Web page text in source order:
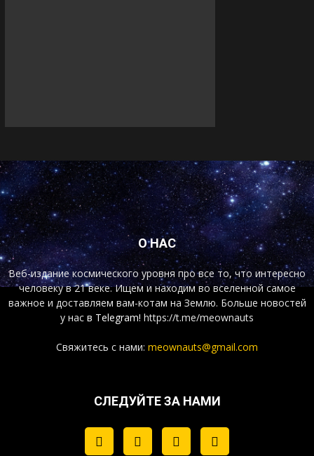
О НАС
Веб-издание космического уровня про все то, что интересно
человеку в 21 веке. Ищем и находим во вселенной самое
важное и доставляем вам-котам на Землю. Больше новостей
у нас в Telegram! https://t.me/meownauts
Свяжитесь с нами: meownauts@gmail.com
СЛЕДУЙТЕ ЗА НАМИ